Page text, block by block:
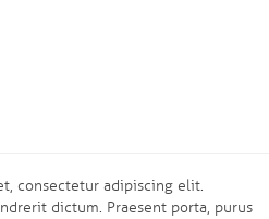
consectetur adipiscing elit.
dictum. Praesent porta, purus